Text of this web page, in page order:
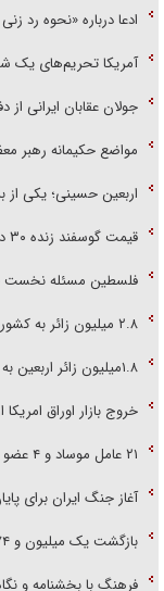
ادعا درباره «نحوه رد
آمریکا تحریم‌های یک
جولان عقابان ایرانی
مواضع حکیمانه رهبر
اربعین حسینی؛ یکی از
قیمت گوسفند زنده ۳۰ درصد کاهش یافت؛ گوشت ارزان نشد
فلسطین مسئله نخست
۲.۸ میلیون زائر به کشور بازگشتند
۱.۸میلیون زائر اربعین به کشور بازگشتند
خروج بازار اوراق امریکا
۲۱ عامل موساد و ۴ عضو باند‌های مسلح بازداشت شدند
آغاز جنگ ایران برای
بازگشت یک میلیون و ۹۷۴ هزار زائر اربعین به کشور
فرهنگ با بخشنامه و